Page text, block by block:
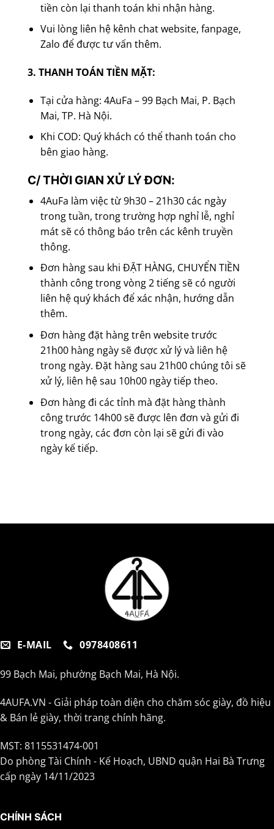
tiền còn lại thanh toán khi nhận hàng.
Vui lòng liên hệ kênh chat website, fanpage,
Zalo để được tư vấn thêm.
3. THANH TOÁN TIỀN MẶT:
Tại cửa hàng: 4AuFa – 99 Bạch Mai, P. Bạch
Mai, TP. Hà Nội.
Khi COD: Quý khách có thể thanh toán cho
bên giao hàng.
C/ THỜI GIAN XỬ LÝ ĐƠN:
4AuFa làm việc từ 9h30 – 21h30 các ngày
trong tuần, trong trường hợp nghỉ lễ, nghỉ
mát sẽ có thông báo trên các kênh truyền
thông.
Đơn hàng sau khi ĐẶT HÀNG, CHUYỂN TIỀN
thành công trong vòng 2 tiếng sẽ có người
liên hệ quý khách để xác nhận, hướng dẫn
thêm.
Đơn hàng đặt hàng trên website trước
21h00 hàng ngày sẽ được xử lý và liên hệ
trong ngày. Đặt hàng sau 21h00 chúng tôi sẽ
xử lý, liên hệ sau 10h00 ngày tiếp theo.
Đơn hàng đi các tỉnh mà đặt hàng thành
công trước 14h00 sẽ được lên đơn và gửi đi
trong ngày, các đơn còn lại sẽ gửi đi vào
ngày kế tiếp.
E-MAIL 0978408611
99 Bạch Mai, phường Bạch Mai, Hà Nội.
4AUFA.VN - Giải pháp toàn diện cho chăm sóc giày, đồ hiệu
& Bán lẻ giày, thời trang chính hãng.
MST: 8115531474-001
Do phòng Tài Chính - Kế Hoạch, UBND quận Hai Bà Trưng
cấp ngày 14/11/2023
CHÍNH SÁCH